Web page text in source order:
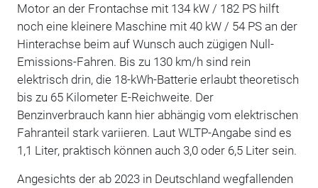
Motor an der Frontachse mit 134 kW / 182 PS hilft
noch eine kleinere Maschine mit 40 kW / 54 PS an der
Hinterachse beim auf Wunsch auch zügigen Null-
Emissions-Fahren. Bis zu 130 km/h sind rein
elektrisch drin, die 18-kWh-Batterie erlaubt theoretisch
bis zu 65 Kilometer E-Reichweite. Der
Benzinverbrauch kann hier abhängig vom elektrischen
Fahranteil stark variieren. Laut WLTP-Angabe sind es
1,1 Liter, praktisch können auch 3,0 oder 6,5 Liter sein.
Angesichts der ab 2023 in Deutschland wegfallenden